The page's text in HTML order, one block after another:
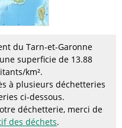
du Tarn-et-Garonne
superficie de 13.88
km².
à plusieurs déchetteries
ci-dessous.
déchetterie, merci de
des déchets.